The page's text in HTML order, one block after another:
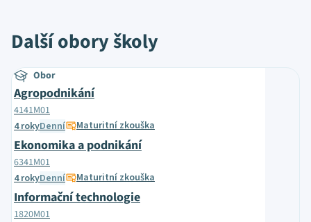
Další obory školy
Obor
Agropodnikání
4141M01
4 rokyDenní Maturitní zkouška
Ekonomika a podnikání
6341M01
4 rokyDenní Maturitní zkouška
Informační technologie
1820M01